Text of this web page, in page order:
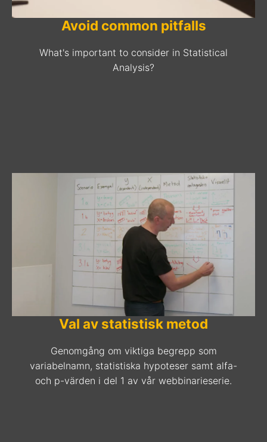
Avoid common pitfalls
What's important to consider in Statistical
Analysis?
Val av statistisk metod
Genomgång om viktiga begrepp som
variabelnamn, statistiska hypoteser samt alfa-
och p-värden i del 1 av vår webbinarieserie.